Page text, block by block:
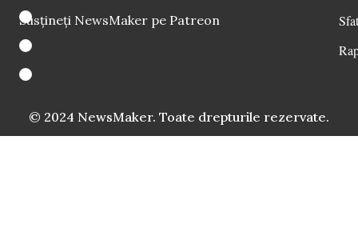
Susțineți NewsMaker pe Patreon
© 2024 NewsMaker. Toate drepturile rezervate.